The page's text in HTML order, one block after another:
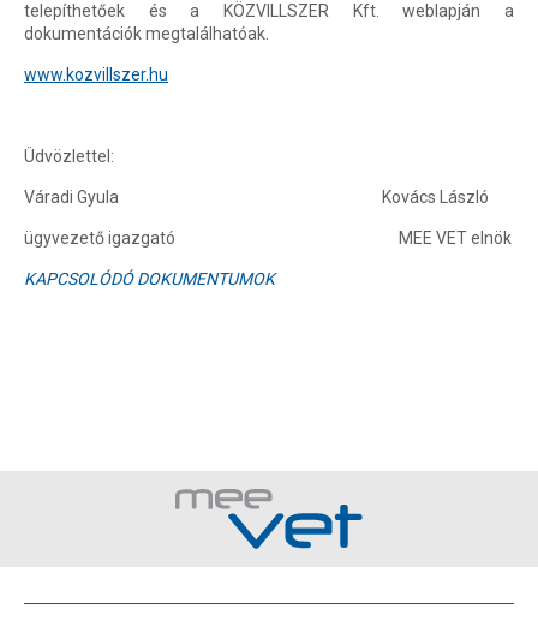
telepíthetőek és a KÖZVILLSZER Kft. weblapján a
dokumentációk megtalálhatóak.
www.kozvillszer.hu
Üdvözlettel:
Váradi Gyula Kovács László
ügyvezető igazgató MEE VET elnök
KAPCSOLÓDÓ DOKUMENTUMOK